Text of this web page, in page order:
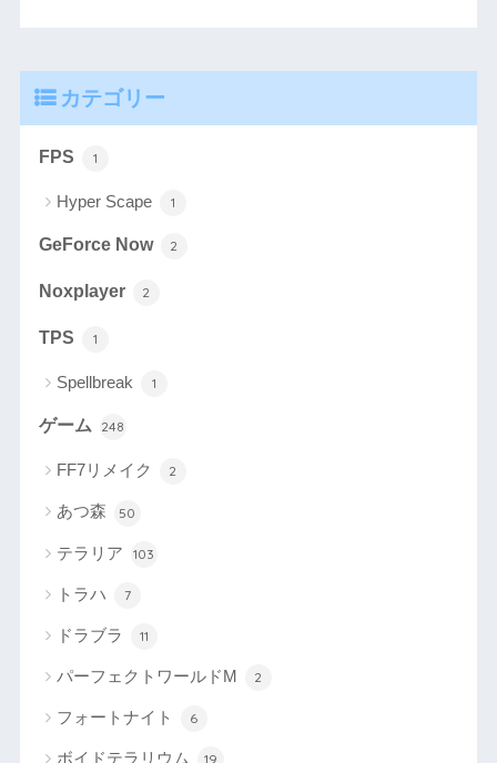
カテゴリー
FPS 1
Hyper Scape 1
GeForce Now 2
Noxplayer 2
TPS 1
Spellbreak 1
ゲーム 248
FF7リメイク 2
あつ森 50
テラリア 103
トラハ 7
ドラブラ 11
パーフェクトワールドM 2
フォートナイト 6
ボイドテラリウム 19